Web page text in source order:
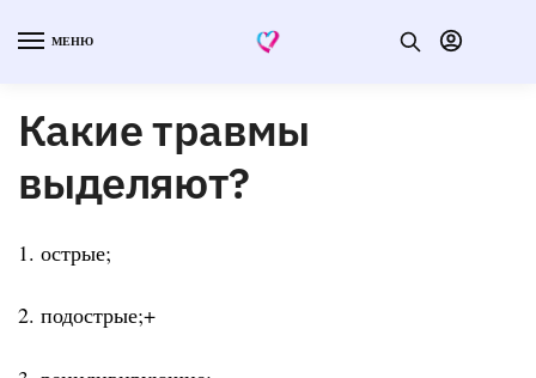
МЕНЮ
Какие травмы
выделяют?
1. острые;
2. подострые;+